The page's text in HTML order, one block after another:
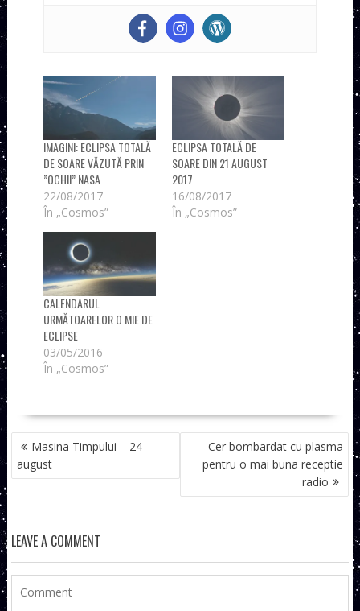
IMAGINI: ECLIPSA TOTALĂ
DE SOARE VĂZUTĂ PRIN
”OCHII” NASA
22/08/2017
În „Cosmos”
ECLIPSA TOTALĂ DE
SOARE DIN 21 AUGUST
2017
16/08/2017
În „Cosmos”
CALENDARUL
URMĂTOARELOR O MIE DE
ECLIPSE
03/05/2016
În „Cosmos”
NAVIGARE
ÎN
ARTICOLE
Masina Timpului – 24
august
Cer bombardat cu plasma
pentru o mai buna receptie
radio
LEAVE A COMMENT